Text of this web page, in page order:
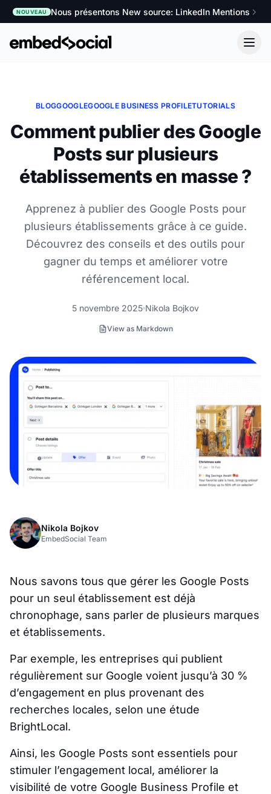
NOUVEAU Nous présentons New source: LinkedIn Mentions
BLOGGOOGLEGOOGLE BUSINESS PROFILETUTORIALS
Comment publier des Google
Posts sur plusieurs
établissements en masse ?
Apprenez à publier des Google Posts pour
plusieurs établissements grâce à ce guide.
Découvrez des conseils et des outils pour
gagner du temps et améliorer votre
référencement local.
5 novembre 2025 Nikola Bojkov
View as Markdown
Nikola Bojkov
EmbedSocial Team
Nous savons tous que gérer les Google Posts
pour un seul établissement est déjà
chronophage, sans parler de plusieurs marques
et établissements.
Par exemple, les entreprises qui publient
régulièrement sur Google voient jusqu’à 30 %
d’engagement en plus provenant des
recherches locales, selon une étude
BrightLocal.
Ainsi, les Google Posts sont essentiels pour
stimuler l’engagement local, améliorer la
visibilité de votre Google Business Profile et